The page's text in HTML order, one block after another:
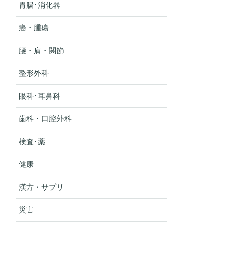
胃腸･消化器
癌・腫瘍
腰・肩・関節
整形外科
眼科･耳鼻科
歯科・口腔外科
検査･薬
健康
漢方・サプリ
災害